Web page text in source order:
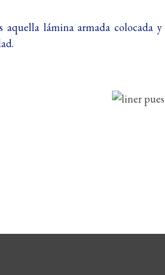
lámina armada colocada